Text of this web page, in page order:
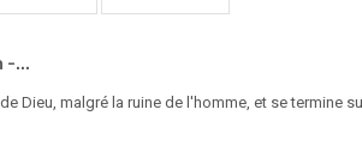
-...
Dieu, malgré la ruine de l'homme, et se termine